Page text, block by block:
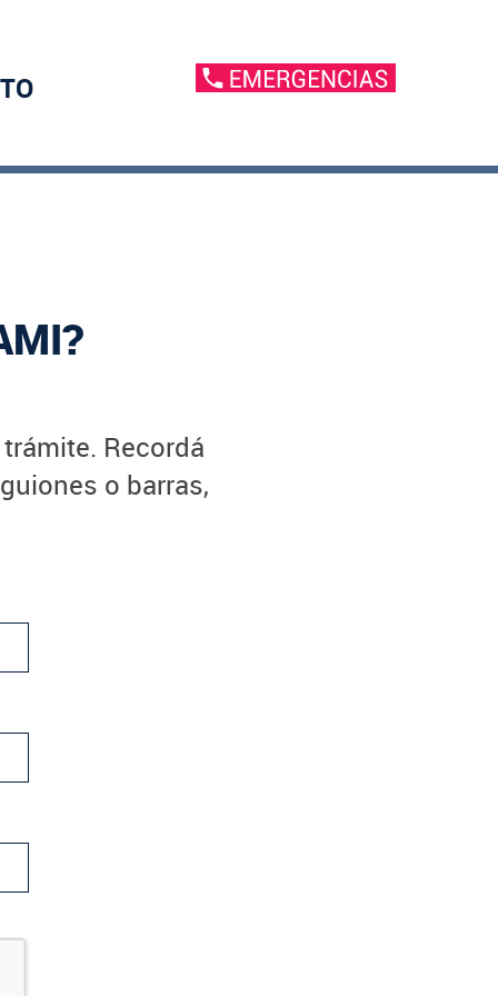
Recordá
o barras,